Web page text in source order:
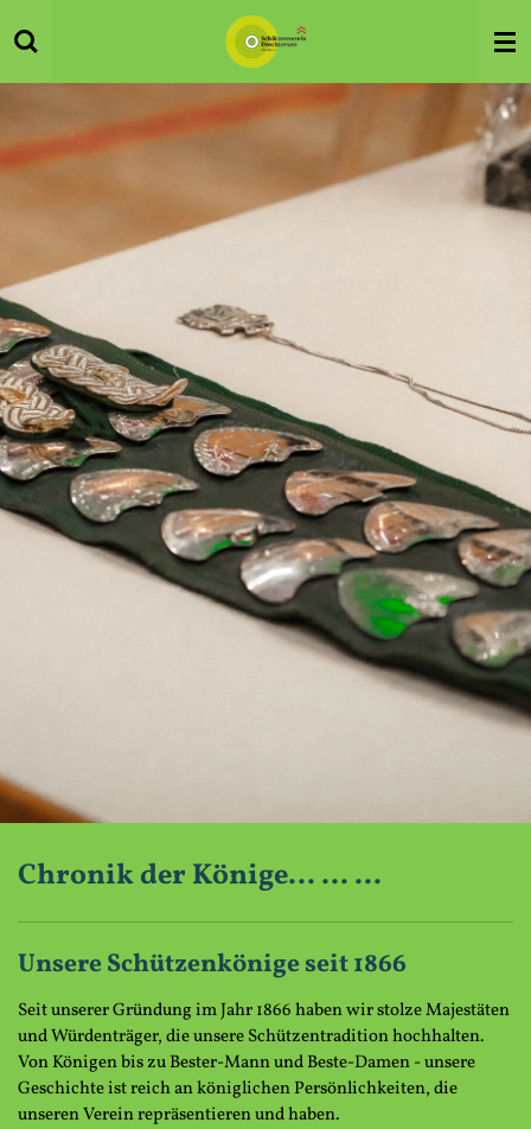
Hauptinhalt
Chronik der Könige... ... ...
Unsere Schützenkönige seit 1866
Seit unserer Gründung im Jahr 1866 haben wir stolze Majestäten
und Würdenträger, die unsere Schützentradition hochhalten.
Von Königen bis zu Bester-Mann und Beste-Damen - unsere
Geschichte ist reich an königlichen Persönlichkeiten, die
unseren Verein repräsentieren und haben.